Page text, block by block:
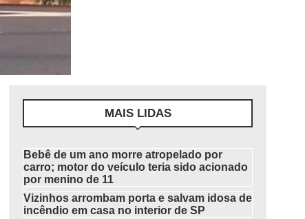
MAIS LIDAS
Bebê de um ano morre atropelado por
carro; motor do veículo teria sido acionado
por menino de 11
Vizinhos arrombam porta e salvam idosa de
incêndio em casa no interior de SP